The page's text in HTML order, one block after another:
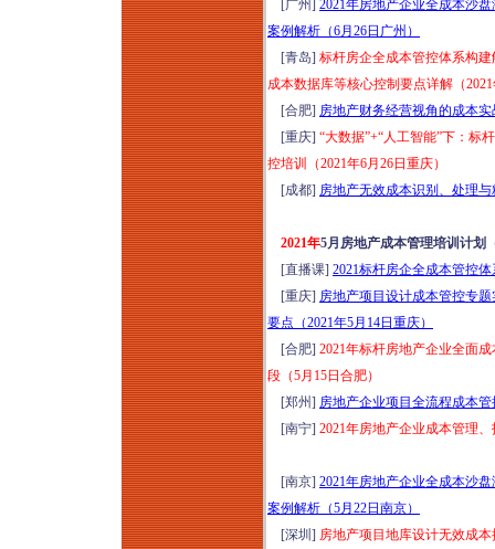
[广州] 2021年房地产企业全成本沙
案例解析（6月26日广州）
[青岛] 标杆房企全成本管控体系构
成本数据库等核心控制要点详解（
[合肥] 房地产财务经营视角的成本
[重庆] “大数据”+“人工智能”下：标
控培训（2021年6月26日重庆）
[成都] 房地产无效成本识别、处理
2021年5月房地产成本管理培训计划
[直播课] 2021标杆房企全成本管控
[重庆] 房地产项目设计成本管控专
要点（2021年5月14日重庆）
[合肥] 2021年标杆房地产企业全面
段（5月15日合肥）
[郑州] 房地产企业项目全流程成本
[南宁] 2021年房地产企业成本管理
[南京] 2021年房地产企业全成本沙
案例解析（5月22日南京）
[深圳] 房地产项目地库设计无效成